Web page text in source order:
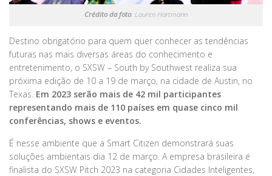
Crédito da foto: Lauren Hartmann
Destino obrigatório para quem quer conhecer as tendências
futuras nas mais diversas áreas do conhecimento e
entretenimento, o SXSW – South by Southwest realiza sua
próxima edição de 10 a 19 de março, na cidade de Austin, no
Texas. Em 2023 serão mais de 42 mil participantes
representando mais de 110 países em quase cinco mil
conferências, shows e eventos.
É nesse ambiente que a Smart Citizen demonstrará suas
soluções ambientais dia 12 de março. A empresa brasileira é
finalista do SXSW Pitch 2023 na categoria Cidades Inteligentes,